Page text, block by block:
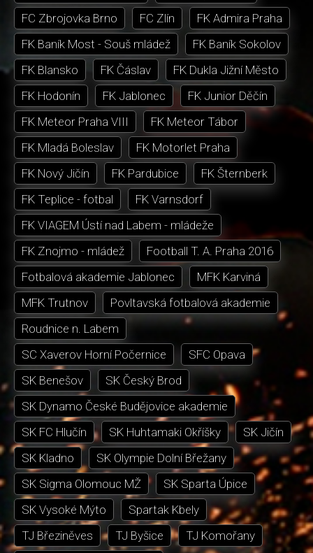
FC Zbrojovka Brno
FC Zlín
FK Admira Praha
FK Baník Most - Souš mládež
FK Baník Sokolov
FK Blansko
FK Čáslav
FK Dukla Jižní Město
FK Hodonín
FK Jablonec
FK Junior Děčín
FK Meteor Praha VIII
FK Meteor Tábor
FK Mladá Boleslav
FK Motorlet Praha
FK Nový Jičín
FK Pardubice
FK Šternberk
FK Teplice - fotbal
FK Varnsdorf
FK VIAGEM Ústí nad Labem - mládeže
FK Znojmo - mládež
Football T. A. Praha 2016
Fotbalová akademie Jablonec
MFK Karviná
MFK Trutnov
Povltavská fotbalová akademie
Roudnice n. Labem
SC Xaverov Horní Počernice
SFC Opava
SK Benešov
SK Český Brod
SK Dynamo České Budějovice akademie
SK FC Hlučín
SK Huhtamaki Okříšky
SK Jičín
SK Kladno
SK Olympie Dolní Břežany
SK Sigma Olomouc MŽ
SK Sparta Úpice
SK Vysoké Mýto
Spartak Kbely
TJ Březiněves
TJ Byšice
TJ Komořany